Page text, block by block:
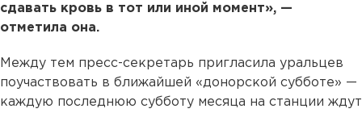
сдавать кровь в тот или иной момент», —
отметила она.
Между тем пресс-секретарь пригласила уральцев
поучаствовать в ближайшей «донорской субботе» —
каждую последнюю субботу месяца на станции ждут